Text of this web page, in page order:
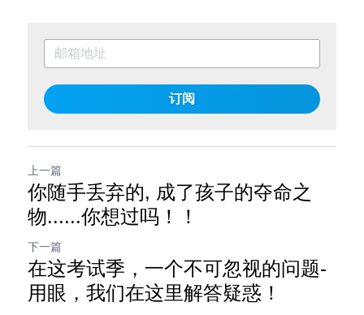
订阅
上一篇
你随手丢弃的, 成了孩子的夺命之
物......你想过吗！！
下一篇
在这考试季，一个不可忽视的问题-
用眼，我们在这里解答疑惑！